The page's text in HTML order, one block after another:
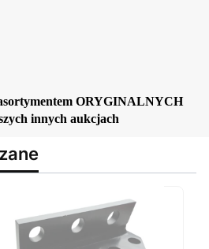
ORYGINALNYCH
innych aukcjach